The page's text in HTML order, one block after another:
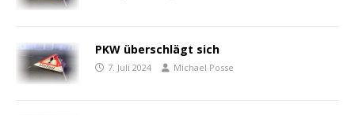
PKW überschlägt sich
7. Juli 2024 Michael Posse